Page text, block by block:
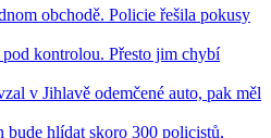
obchodě. Policie řešila pokusy
kontrolou. Přesto jim chybí
v Jihlavě odemčené auto, pak měl
hlídat skoro 300 policistů,